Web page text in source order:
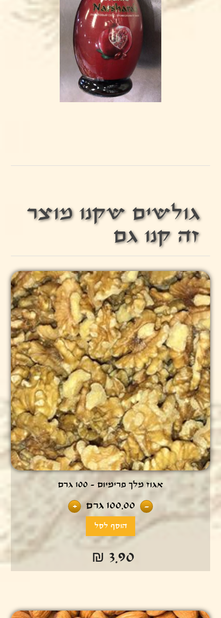
גולשים שקנו מוצר
זה קנו גם
אגוז מלך פרימיום - 100 גרם
-
100.00 גרם +
₪ 3.90